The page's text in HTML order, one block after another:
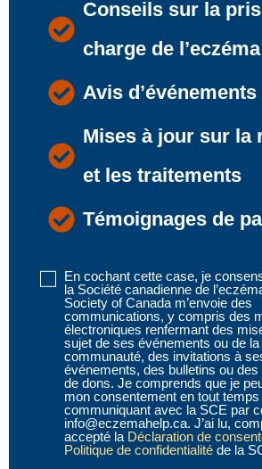
Conseils sur la
charge de l’eczéma
Avis
Mises à jour sur la
et les traitements
Témoignages de
Disclaimer
(obligatoire)
En cochant cette case, je
la Société canadienne de
Society of Canada m’envoie des
communications, y compris des
électroniques renfermant des
sujet de ses événements ou de la
communauté, des invitations à
événements, des bulletins ou des
de dons. Je comprends que je
mon consentement en tout temps
communiquant avec la SCE par
info@eczemahelp.ca. J’ai lu,
accepté la Déclaration de
Politique de confidentialité de la